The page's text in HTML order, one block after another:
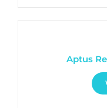
Aptus